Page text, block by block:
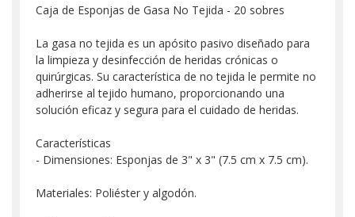
Caja de Esponjas de Gasa No Tejida - 20 sobres
La gasa no tejida es un apósito pasivo diseñado para
la limpieza y desinfección de heridas crónicas o
quirúrgicas. Su característica de no tejida le permite no
adherirse al tejido humano, proporcionando una
solución eficaz y segura para el cuidado de heridas.
Características
- Dimensiones: Esponjas de 3" x 3" (7.5 cm x 7.5 cm).
Materiales: Poliéster y algodón.